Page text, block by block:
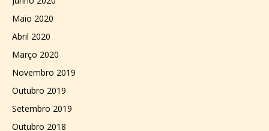
Maio 2020
Abril 2020
Março 2020
Novembro 2019
Outubro 2019
Setembro 2019
Outubro 2018